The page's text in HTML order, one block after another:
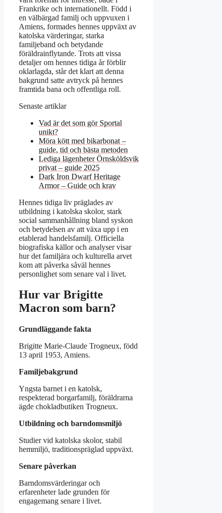
Frankrike och internationellt. Född i
en välbärgad familj och uppvuxen i
Amiens, formades hennes uppväxt av
katolska värderingar, starka
familjeband och betydande
föräldrainflytande. Trots att vissa
detaljer om hennes tidiga år förblir
oklarlagda, står det klart att denna
bakgrund satte avtryck på hennes
framtida bana och offentliga roll.
Senaste artiklar
Vad är det som gör Sportal
unikt?
Möra kött med bikarbonat –
guide, tid och bästa metoden
Lediga lägenheter Örnsköldsvik
privat – guide 2025
Dark Iron Dwarf Heritage
Armor – Guide och krav
Hennes tidiga liv präglades av
utbildning i katolska skolor, stark
social sammanhållning bland syskon
och betydelsen av att växa upp i en
etablerad handelsfamilj. Officiella
biografiska källor och analyser visar
hur det familjära och kulturella arvet
kom att påverka såväl hennes
personlighet som senare val i livet.
Hur var Brigitte
Macron som barn?
Grundläggande fakta
Brigitte Marie-Claude Trogneux, född
13 april 1953, Amiens.
Familjebakgrund
Yngsta barnet i en katolsk,
respekterad borgarfamilj, föräldrarna
ägde chokladbutiken Trogneux.
Utbildning och barndomsmiljö
Studier vid katolska skolor, stabil
hemmiljö, traditionspräglad uppväxt.
Senare påverkan
Barndomsvärderingar och
erfarenheter lade grunden för
engagemang senare i livet.